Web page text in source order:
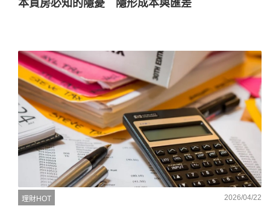
本買房必知的隱憂 隱形成本與匯差
理財HOT 2026/04/22